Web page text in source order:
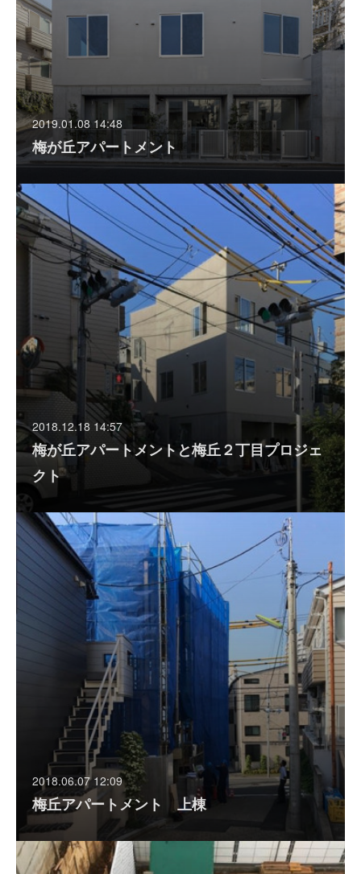
2019.01.08 14:48
梅が丘アパートメント
2018.12.18 14:57
梅が丘アパートメントと梅丘２丁目プロジェ
クト
2018.06.07 12:09
梅丘アパートメント 上棟